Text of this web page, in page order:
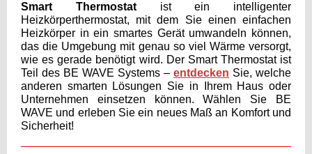
Smart Thermostat ist ein intelligenter
Heizkörperthermostat, mit dem Sie einen einfachen
Heizkörper in ein smartes Gerät umwandeln können,
das die Umgebung mit genau so viel Wärme versorgt,
wie es gerade benötigt wird. Der Smart Thermostat ist
Teil des BE WAVE Systems – entdecken Sie, welche
anderen smarten Lösungen Sie in Ihrem Haus oder
Unternehmen einsetzen können. Wählen Sie BE
WAVE und erleben Sie ein neues Maß an Komfort und
Sicherheit!